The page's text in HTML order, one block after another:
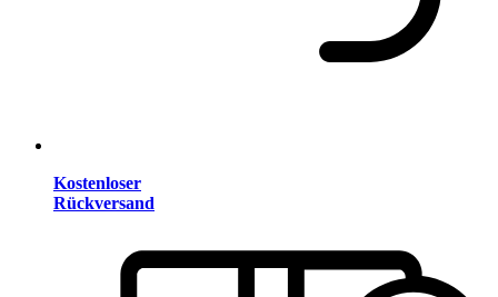
Kostenloser
Rückversand